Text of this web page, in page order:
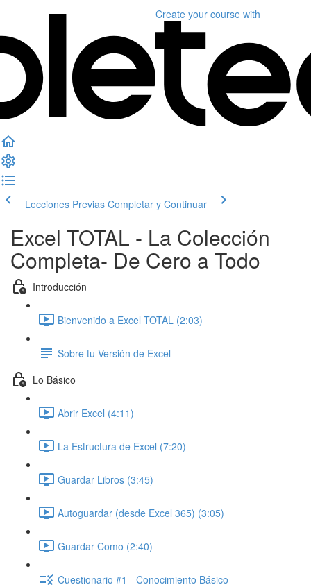
Create your course with
Lecciones Previas Completar y Continuar
Excel TOTAL - La Colección
Completa- De Cero a Todo
Introducción
Bienvenido a Excel TOTAL (2:03)
Sobre tu Versión de Excel
Lo Básico
Abrir Excel (4:11)
La Estructura de Excel (7:20)
Guardar Libros (3:45)
Autoguardar (desde Excel 365) (3:05)
Guardar Como (2:40)
Cuestionario #1 - Conocimiento Básico